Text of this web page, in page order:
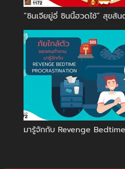
“ซินเจียยู่อี่ ซินนี้ฮวดไช้” สุขสั
มารู้จักกับ Revenge